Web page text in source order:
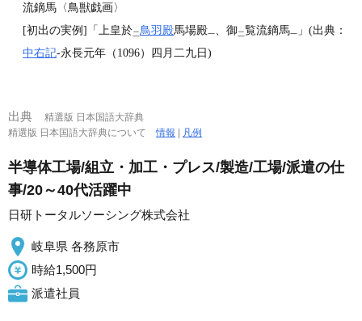
流鏑馬〈鳥獣戯画〉
[初出の実例]「上皇於二鳥羽殿馬場殿一 、御二覧流鏑馬一 」(出典：
中右記‐永長元年（1096）四月二九日)
出典
精選版 日本国語大辞典
精選版 日本国語大辞典について情報 凡例
半導体工場/組立・加工・プレス/製造/工場/派遣の仕
事/20～40代活躍中
日研トータルソーシング株式会社
岐阜県 各務原市
時給1,500円
派遣社員